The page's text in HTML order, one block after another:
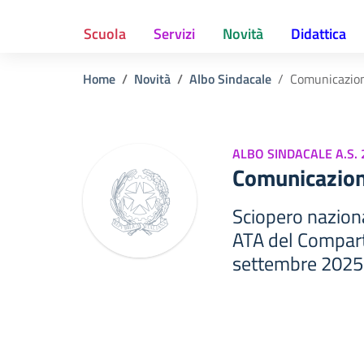
Scuola Servizi Novità Didattica
Home Novità Albo Sindacale
ALBO SINDACALE
Sciopero
ATA del
settembre 2025